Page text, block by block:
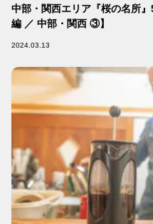
中部・関西エリア『桜の名所
編 ／ 中部・関西 ③】
2024.03.13